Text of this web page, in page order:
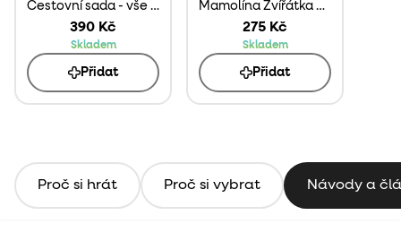
Cestovní sada - vše v jednom na vaše výlety
390 Kč
Skladem
Přidat
Mamolína Zvířátka na cestě
275 Kč
Skladem
Přidat
Proč si hrát Proč si vybrat Návody a